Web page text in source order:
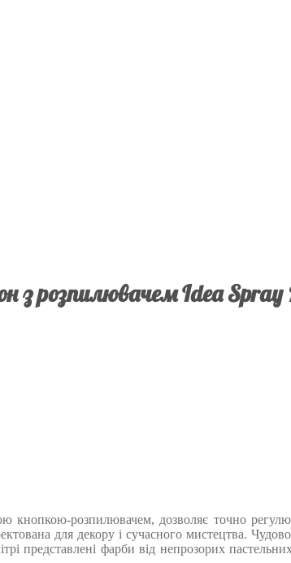
з розпилювачем Idea
кнопкою-розпилювачем, дозволяє точно
для декору і сучасного мистецтва. Чудово
представлені фарби від непрозорих